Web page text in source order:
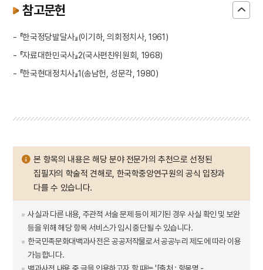
참고문헌
- 『한국정당발달사』(이기하, 의회정치사, 1961)
- 『자료대한민국사』2(국사편찬위원회, 1968)
- 『한국현대정치사』1(송남헌, 성문각, 1980)
본 항목의 내용은 해당 분야 전문가의 추천으로 선정된
집필자의 학술적 견해로, 한국학중앙연구원의 공식 입장과
다를 수 있습니다.
사실과 다른 내용, 주관적 서술 문제 등이 제기된 경우 사실 확인 및 보완
등을 위해 해당 항목 서비스가 임시 중단될 수 있습니다.
한국민족문화대백과사전은 공공저작물로서 공공누리 제도에 따라 이용
가능합니다.